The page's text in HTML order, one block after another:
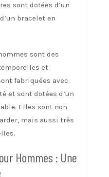
sont dotées d’un
bracelet en
sont des
et
fabriquées avec
et sont dotées d’un
Elles sont non
mais aussi très
Hommes : Une